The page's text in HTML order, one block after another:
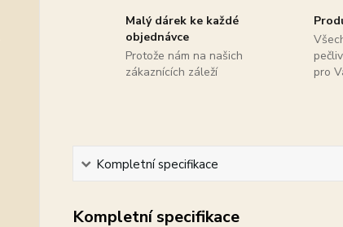
Malý dárek ke každé
objednávce
Protože nám na našich
zákaznících záleží
pro
Kompletní specifikace
Kompletní specifikace